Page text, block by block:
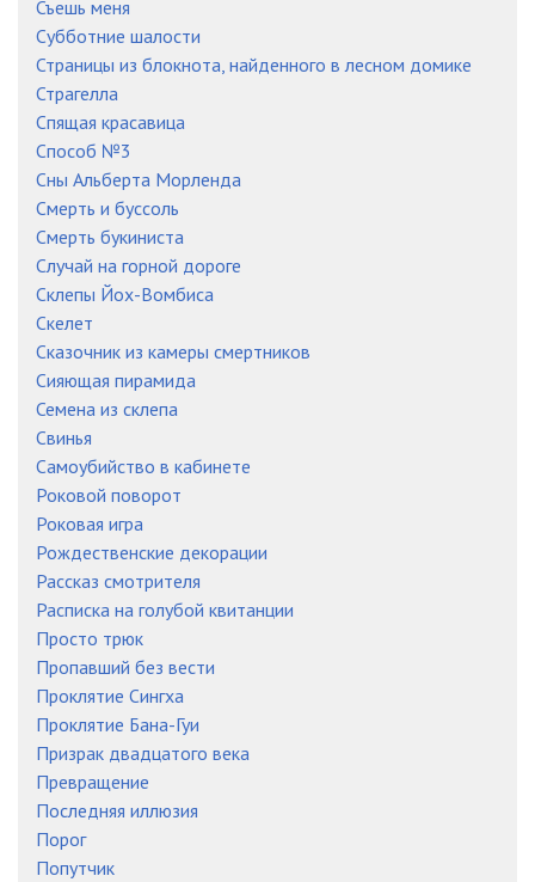
Съешь меня
Субботние шалости
Страницы из блокнота, найденного в лесном домике
Страгелла
Спящая красавица
Способ №3
Сны Альберта Морленда
Смерть и буссоль
Смерть букиниста
Случай на горной дороге
Склепы Йох-Вомбиса
Скелет
Сказочник из камеры смертников
Сияющая пирамида
Семена из склепа
Свинья
Самоубийство в кабинете
Роковой поворот
Роковая игра
Рождественские декорации
Рассказ смотрителя
Расписка на голубой квитанции
Просто трюк
Пропавший без вести
Проклятие Сингха
Проклятие Бана-Гуи
Призрак двадцатого века
Превращение
Последняя иллюзия
Порог
Попутчик